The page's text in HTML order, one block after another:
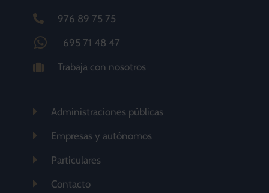
976 89 75 75
695 71 48 47
Trabaja con nosotros
Administraciones públicas
Empresas y autónomos
Particulares
Contacto